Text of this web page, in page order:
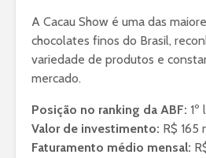
A Cacau Show é uma das
chocolates finos do Brasil,
variedade de produtos e
mercado.
Posição no ranking da ABF: 1º
Valor de investimento: R$ 165
Faturamento médio mensal: